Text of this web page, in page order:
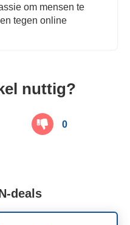
om mensen te
tegen online
nuttig?
0
deals